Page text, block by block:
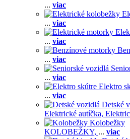
... viac
... viac
... viac
... viac
... viac
Elektro
... viac
Detské
Elektrické autíčka,
Kolobežky
KOLOBEŽKY, ... viac